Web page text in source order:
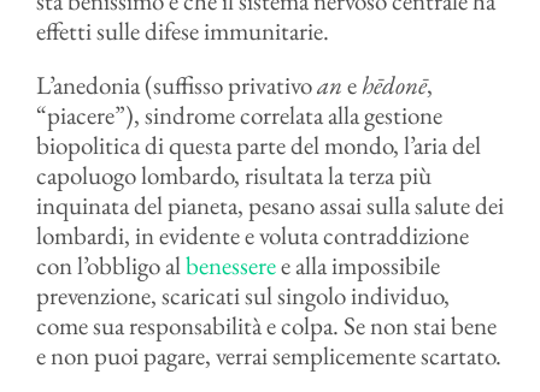
effetti sulle difese immunitarie.
L’anedonia (suffisso privativoanehēdonē,
“piacere”), sindrome correlata alla gestione
biopolitica di questa parte del mondo, l’aria del
capoluogo lombardo, risultata la terza più
inquinata del pianeta, pesano assai sulla salute dei
lombardi, in evidente e voluta contraddizione
con l’obbligo albenesseree alla impossibile
prevenzione, scaricati sul singolo individuo,
come sua responsabilità e colpa. Se non stai bene
e non puoi pagare, verrai semplicemente scartato.